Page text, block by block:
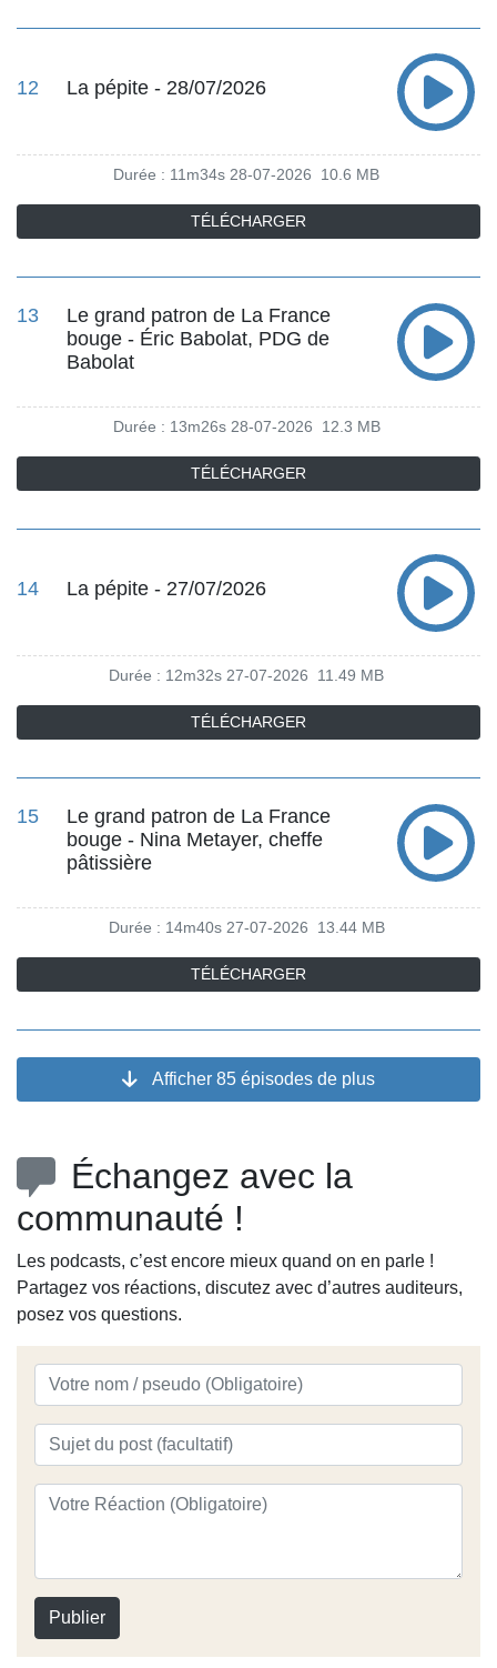
12 La pépite - 28/07/2026
Durée : 11m34s 28-07-2026 10.6 MB
TÉLÉCHARGER
13
Le grand patron de La France
bouge - Éric Babolat, PDG de
Babolat
Durée : 13m26s 28-07-2026 12.3 MB
TÉLÉCHARGER
14 La pépite - 27/07/2026
Durée : 12m32s 27-07-2026 11.49 MB
TÉLÉCHARGER
15
Le grand patron de La France
bouge - Nina Metayer, cheffe
pâtissière
Durée : 14m40s 27-07-2026 13.44 MB
TÉLÉCHARGER
Afficher 85 épisodes de plus
Échangez avec la
communauté !
Les podcasts, c’est encore mieux quand on en parle !
Partagez vos réactions, discutez avec d’autres auditeurs,
posez vos questions.
Publier